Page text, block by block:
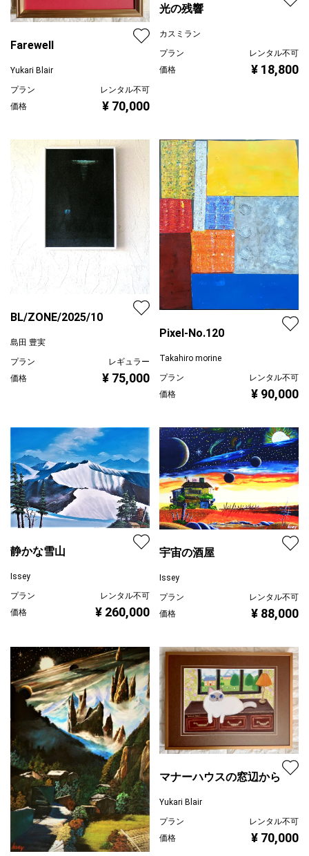
Farewell
Yukari Blair
プラン
レンタル不可
価格
¥ 70,000
光の残響
カスミラン
プラン
レンタル不可
価格
¥ 18,800
BL/ZONE/2025/10
島田 豊実
プラン
レギュラー
価格
¥ 75,000
Pixel-No.120
Takahiro morine
プラン
レンタル不可
価格
¥ 90,000
静かな雪山
Issey
プラン
レンタル不可
価格
¥ 260,000
宇宙の酒屋
Issey
プラン
レンタル不可
価格
¥ 88,000
マナーハウスの窓辺から
Yukari Blair
プラン
レンタル不可
価格
¥ 70,000